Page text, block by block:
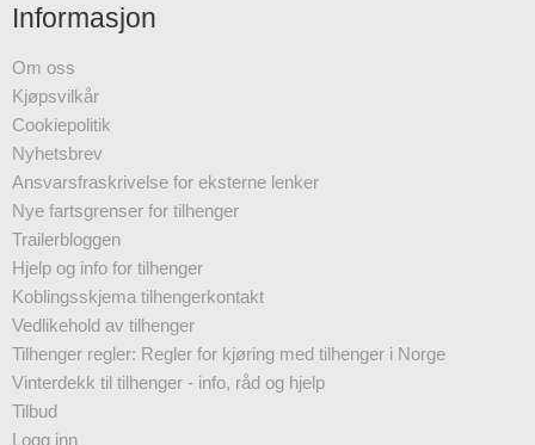
Informasjon
Om oss
Kjøpsvilkår
Cookiepolitik
Nyhetsbrev
Ansvarsfraskrivelse for eksterne lenker
Nye fartsgrenser for tilhenger
Trailerbloggen
Hjelp og info for tilhenger
Koblingsskjema tilhengerkontakt
Vedlikehold av tilhenger
Tilhenger regler: Regler for kjøring med tilhenger i Norge
Vinterdekk til tilhenger - info, råd og hjelp
Tilbud
Logg inn